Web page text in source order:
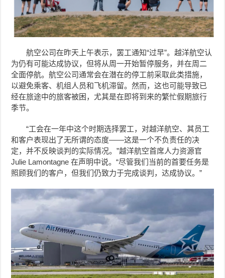
航空公司在昨天上午表示，罢工通知“过早”。越洋航空认
为仍有可能达成协议，但将从周一开始暂停服务，并在周二
全面停航。航空公司通常会在潜在的停工前采取此类措施，
以避免乘客、机组人员和飞机滞留。然而，这也可能导致已
经在旅途中的旅客被困，尤其是在即将到来的繁忙假期旅行
季节。
“工会在一年中这个时期选择罢工，对越洋航空、其员工
和客户表现出了无所谓的态度——这是一个不负责任的决
定，并不反映谈判的实际情况。”越洋航空首席人力资源官
Julie Lamontagne 在声明中说。“尽管我们当前的首要任务是
照顾我们的客户，但我们仍致力于完成谈判，达成协议。”